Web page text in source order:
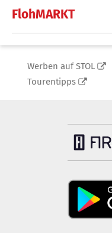
FlohMARKT
Werben auf STOL
Tourentipps